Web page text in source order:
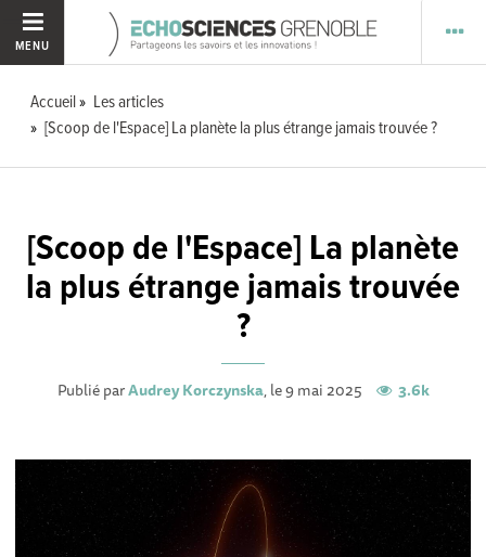
MENU
Accueil
Les articles
[Scoop de l'Espace] La planète la plus étrange jamais trouvée ?
[Scoop de l'Espace] La planète
la plus étrange jamais trouvée
?
Publié parAudrey Korczynska, le 9 mai 2025 3.6k